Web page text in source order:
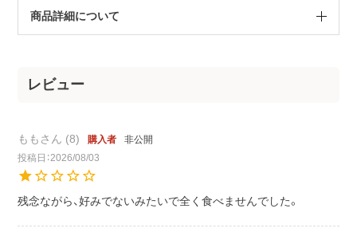
商品詳細について
もも 8 購入者
非公開
投稿日 2026/08/03
残念ながら、好みでないみたいで全く食べませんでした。